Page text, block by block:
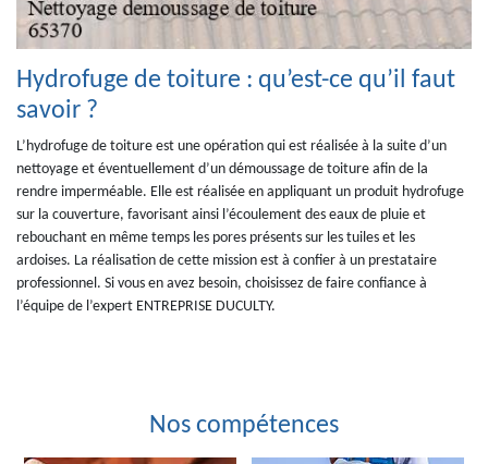
Hydrofuge de toiture : qu’est-ce qu’il faut
savoir ?
L’hydrofuge de toiture est une opération qui est réalisée à la suite d’un
nettoyage et éventuellement d’un démoussage de toiture afin de la
rendre imperméable. Elle est réalisée en appliquant un produit hydrofuge
sur la couverture, favorisant ainsi l’écoulement des eaux de pluie et
rebouchant en même temps les pores présents sur les tuiles et les
ardoises. La réalisation de cette mission est à confier à un prestataire
professionnel. Si vous en avez besoin, choisissez de faire confiance à
l’équipe de l’expert ENTREPRISE DUCULTY.
Nos compétences